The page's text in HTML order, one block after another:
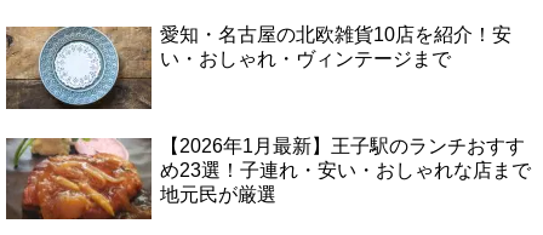
愛知・名古屋の北欧雑貨10店を紹介！安
い・おしゃれ・ヴィンテージまで
【2026年1月最新】王子駅のランチおすす
め23選！子連れ・安い・おしゃれな店まで
地元民が厳選